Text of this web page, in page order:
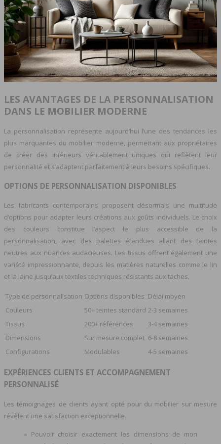
LES AVANTAGES DE LA PERSONNALISATION
DANS LE MOBILIER MODERNE
La personnalisation représente aujourd’hui l’une des tendances les
plus marquantes du mobilier moderne, permettant aux propriétaires
de créer des intérieurs véritablement uniques qui reflètent leur
personnalité et s’adaptent parfaitement à leurs besoins spécifiques.
OPTIONS DE PERSONNALISATION DISPONIBLES
Les fabricants contemporains proposent désormais une multitude
d’options pour adapter leurs créations aux goûts individuels. Le choix
des couleurs constitue l’aspect le plus accessible de la
personnalisation, avec des palettes étendues allant des teintes
neutres aux nuances audacieuses. Les tissus offrent également une
variété impressionnante, depuis les matières naturelles comme le lin
et la laine jusqu’aux textiles techniques résistants aux taches.
Type de personnalisation Options disponibles Délai moyen
Couleurs
50+ teintes standard 2-3 semaines
Tissus
200+ références
3-4 semaines
Dimensions
Sur mesure complet 6-8 semaines
Configurations
Modulables 4-5 semaines
EXPÉRIENCES CLIENTS ET ACCOMPAGNEMENT
PERSONNALISÉ
Les témoignages de clients ayant opté pour du mobilier sur mesure
révèlent une satisfaction exceptionnelle.
« Pouvoir choisir exactement les dimensions de mon